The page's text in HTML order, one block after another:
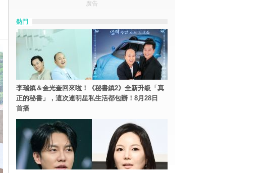
廣告
熱門
李瑞鎮＆金光奎回來啦！《秘書鎮2》全新升級「真
正的秘書」，這次連明星私生活都包辦！8月28日
首播